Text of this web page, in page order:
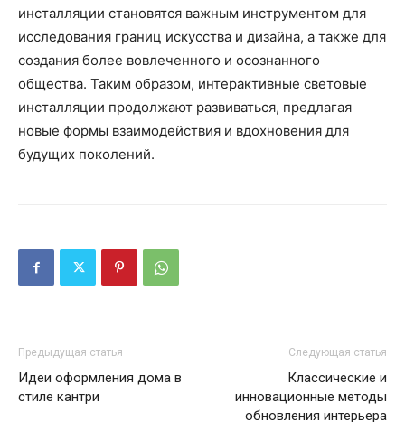
инсталляции становятся важным инструментом для
исследования границ искусства и дизайна, а также для
создания более вовлеченного и осознанного
общества. Таким образом, интерактивные световые
инсталляции продолжают развиваться, предлагая
новые формы взаимодействия и вдохновения для
будущих поколений.
Предыдущая статья
Идеи оформления дома в
стиле кантри
Следующая статья
Классические и
инновационные методы
обновления интерьера